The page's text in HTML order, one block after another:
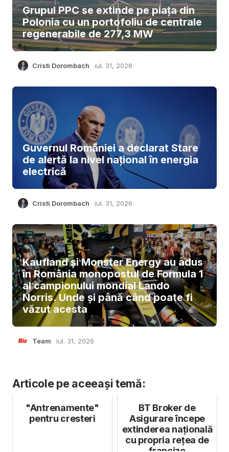
Grupul PPC se extinde pe piața din
Polonia cu un portofoliu de centrale
regenerabile de 277,3 MW
Cristi Dorombach iul. 31, 2026
Guvernul României a declarat Stare
de alertă la nivel național în energia
electrică
Cristi Dorombach iul. 31, 2026
Kaufland și Monster Energy au adus
în România monopostul de Formula 1
al campionului mondial Lando
Norris. Unde și până când poate fi
văzut acesta
Team iul. 31, 2026
Articole pe aceeași temă:
"Antrenamente"
pentru cresteri
BT Broker de
Asigurare începe
extinderea națională
cu propria rețea de